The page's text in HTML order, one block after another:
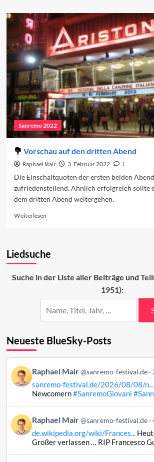
Sanremo
2022:
Der
dritte
Abend
Sanremo 2022
Vorschau auf den dritten Abend
Raphael Mair 3. Februar 2022
1
Die Einschaltquoten der ersten beiden
zufriedenstellend. Ähnlich erfolgreich sollte
dem dritten Abend weitergehen.
WeiterlesenRead
auf
Abend
Liedsuche
Suche in der Liste aller Beiträge und
1951):
Neueste BlueSky-Posts
Beitrag
von
Raphael
Bluesky
ansehen
Raphael Mair @sanremo-festival.de
sanremo-festival.de/2026/08/08/n...
Newcomern#SanremoGiovani
Beitrag
von
Raphael
Raphael Mair @sanremo-festival.de
de.wikipedia.org/wiki/Frances...
Großer verlassen … RIP Francesco